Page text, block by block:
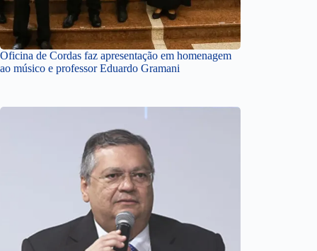
Oficina de Cordas faz apresentação em homenagem
ao músico e professor Eduardo Gramani